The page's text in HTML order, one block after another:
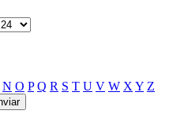
N O P Q R S T U V W X Y Z